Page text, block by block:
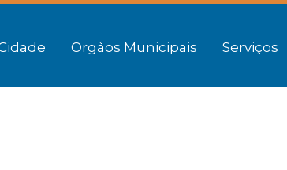
Orgãos Municipais Serviços